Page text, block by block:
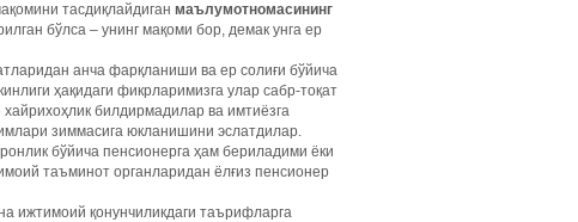
тасдиқлайдиган маълумотномасининг
бўлса – унинг мақоми бор, демак унга ер
анча фарқланиши ва ер солиғи бўйича
ҳақидаги фикрларимизга улар сабр-тоқат
билдирмадилар ва имтиёзга
зиммасига юкланишини эслатдилар.
бўйича пенсионерга ҳам бериладими ёки
таъминот органларидан ёлғиз пенсионер
ижтимоий қонунчиликдаги таърифларга